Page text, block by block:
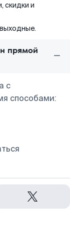
скидки и
прямой
с
способами: